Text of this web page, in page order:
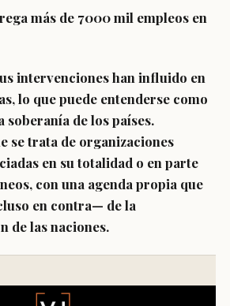
más de 7000 mil empleos en
intervenciones han influido en
lo que puede entenderse como
soberanía de los países.
se trata de organizaciones
en su totalidad o en parte
con una agenda propia que
en contra— de la
de las naciones.